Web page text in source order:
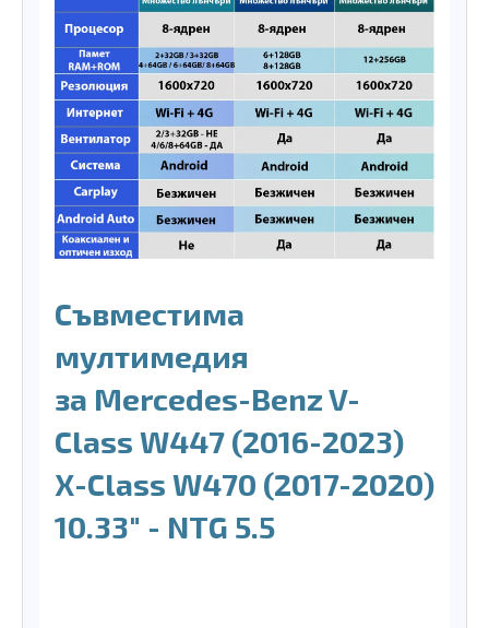
Съвместима
мултимедия
за Mercedes-Benz V-
Class W447 (2016-2023)
X-Class W470 (2017-2020)
10.33" - NTG 5.5